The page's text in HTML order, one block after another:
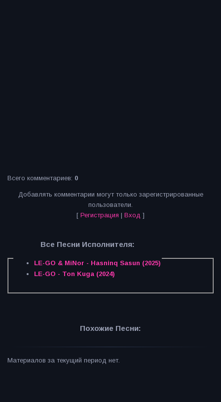
Всего комментариев: 0
Добавлять комментарии могут только зарегистрированные
пользователи.
[ Регистрация | Вход ]
Все Песни Исполнителя:
LE-GO & MiNor - Hasninq Sasun (2025)
LE-GO - Ton Kuga (2024)
Похожие Песни:
Материалов за текущий период нет.